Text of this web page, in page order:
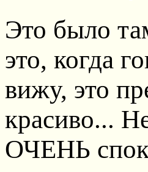
Это было
это, когда
вижу, это
красиво...
ОЧЕНЬ